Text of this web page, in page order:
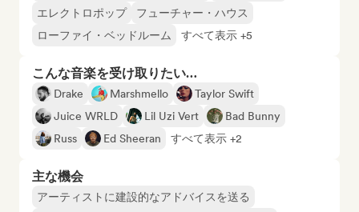
エレクトロポップ
フューチャー・ハウス
ローファイ・ベッドルーム
すべて表示 +5
こんな音楽を受け取りたい…
Drake Marshmello
Taylor Swift
Juice WRLD
Lil Uzi Vert
Bad Bunny
Russ
Ed Sheeran すべて表示 +2
主な機会
アーティストに建設的なアドバイスを送る